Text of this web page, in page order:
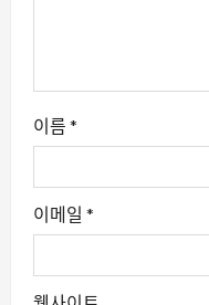
이름 *
이메일 *